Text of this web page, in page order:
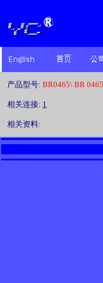
产品型号: BR0465\ BR 0465
相关连接: 1
相关资料: